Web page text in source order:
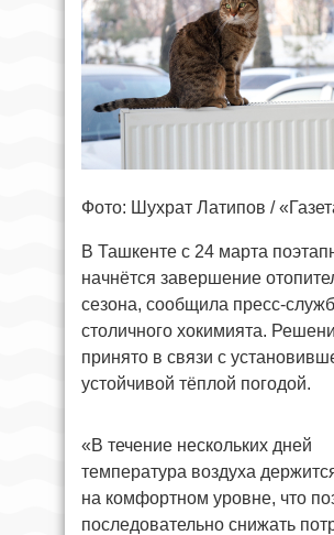
Фото: Шухрат Латипов /
В Ташкенте с 24 марта
начнётся завершение
сезона, сообщила пресс-
столичного хокимията.
принято в связи с
устойчивой тёплой погодой.
«В течение нескольких дней
температура воздуха
на комфортном уровне, что
последовательно снижать